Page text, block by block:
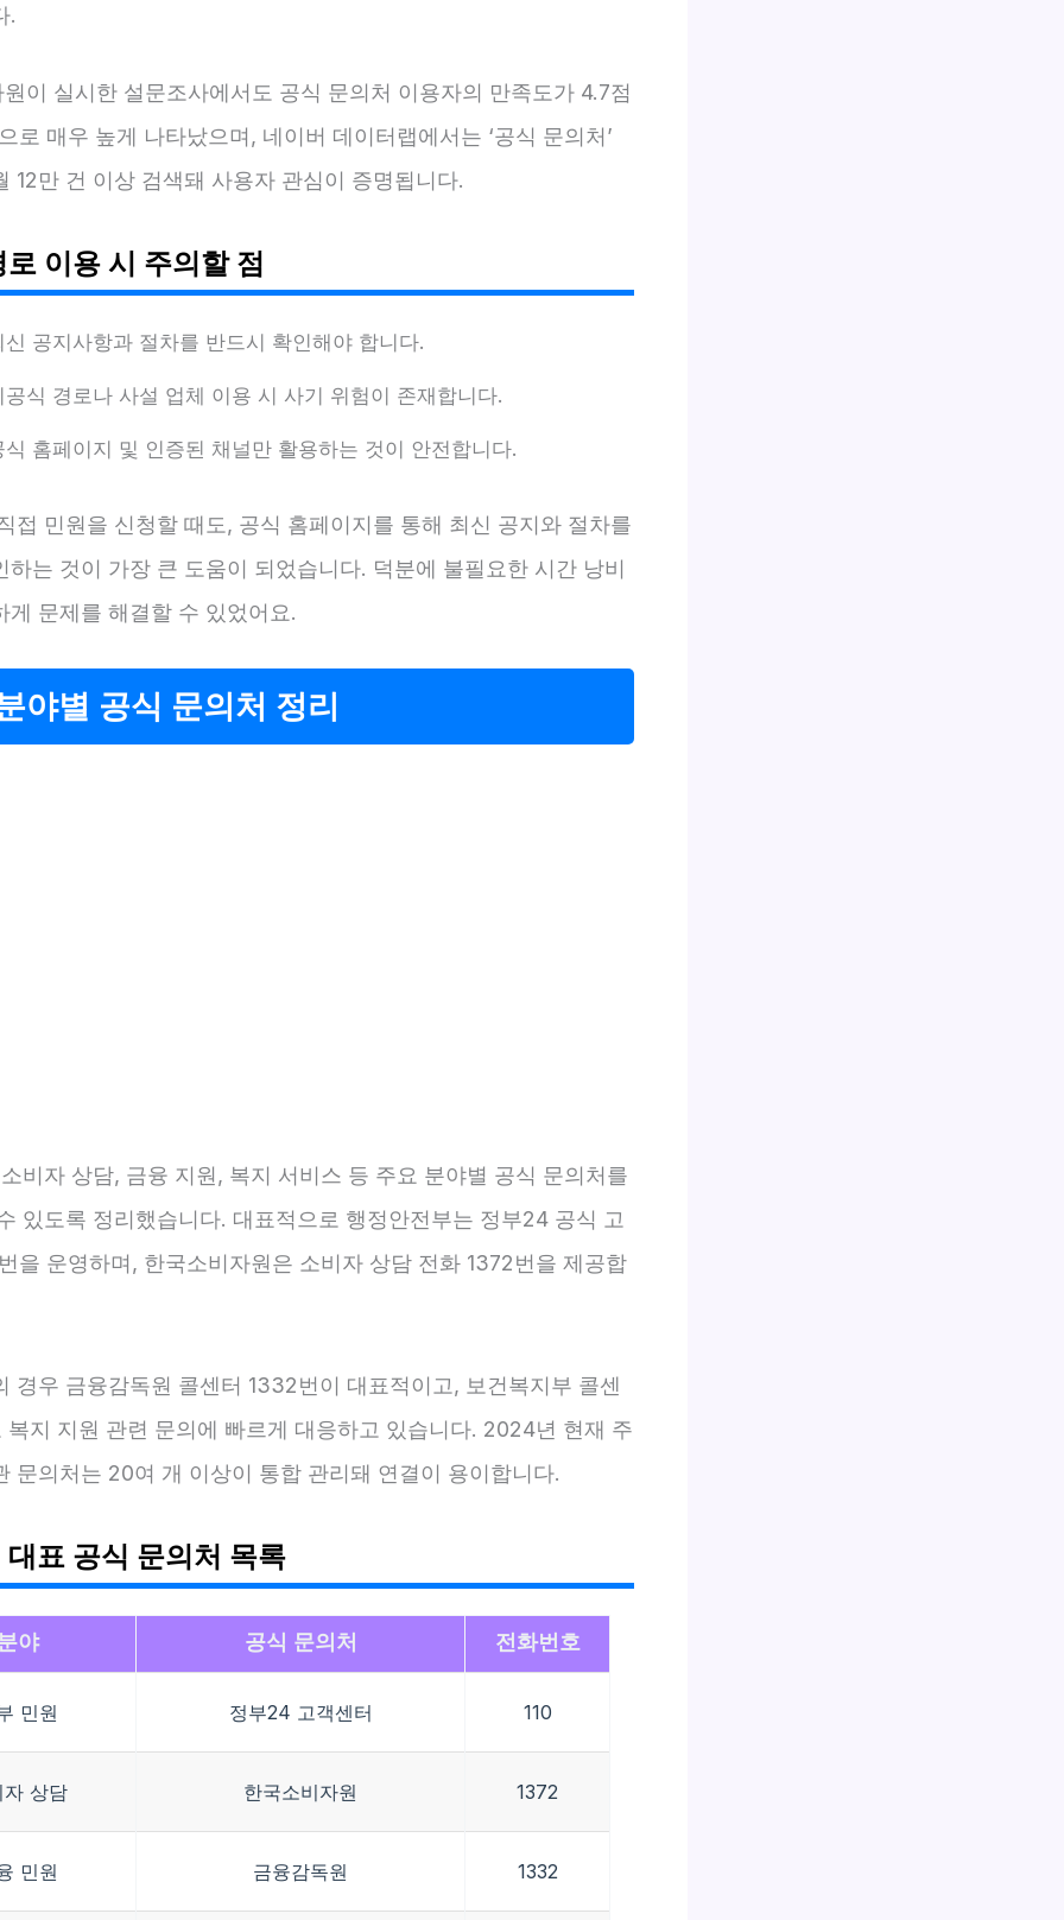
.
이 실시한 설문조사에서도 공식 문의처 이용자의 만족도가 4.7점
로 매우 높게 나타났으며, 네이버 데이터랩에서는 ‘공식 문의처’
12만 건 이상 검색돼 사용자 관심이 증명됩니다.
이용 시 주의할 점
신 공지사항과 절차를 반드시 확인해야 합니다.
공식 경로나 사설 업체 이용 시 사기 위험이 존재합니다.
식 홈페이지 및 인증된 채널만 활용하는 것이 안전합니다.
접 민원을 신청할 때도, 공식 홈페이지를 통해 최신 공지와 절차를
하는 것이 가장 큰 도움이 되었습니다. 덕분에 불필요한 시간 낭비
게 문제를 해결할 수 있었어요.
야별 공식 문의처 정리
비자 상담, 금융 지원, 복지 서비스 등 주요 분야별 공식 문의처를
있도록 정리했습니다. 대표적으로 행정안전부는 정부24 공식 고
을 운영하며, 한국소비자원은 소비자 상담 전화 1372번을 제공합
경우 금융감독원 콜센터 1332번이 대표적이고, 보건복지부 콜센
복지 지원 관련 문의에 빠르게 대응하고 있습니다. 2024년 현재 주
문의처는 20여 개 이상이 통합 관리돼 연결이 용이합니다.
대표 공식 문의처 목록
야 공식 문의처 전화번호
민원 정부24 고객센터 110
자 상담 한국소비자원 1372
민원 금융감독원 1332